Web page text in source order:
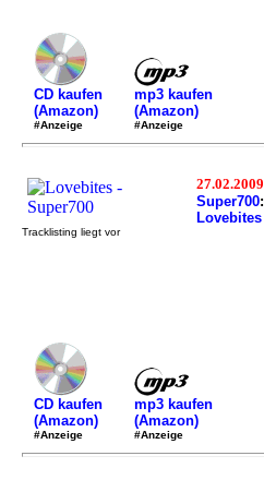
CD kaufen
(Amazon)
#Anzeige
mp3 kaufen
(Amazon)
#Anzeige
27.02.2009
Super700:
Lovebites
Tracklisting liegt vor
CD kaufen
(Amazon)
#Anzeige
mp3 kaufen
(Amazon)
#Anzeige